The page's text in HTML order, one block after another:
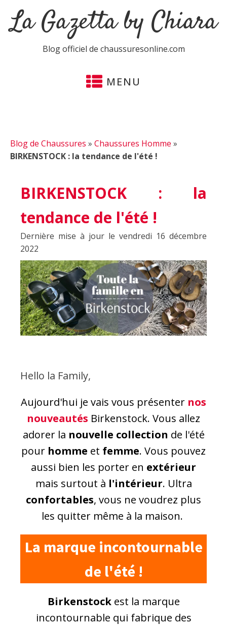
La Gazetta by Chiara
Blog officiel de chaussuresonline.com
MENU
Blog de Chaussures » Chaussures Homme »
BIRKENSTOCK : la tendance de l'été !
BIRKENSTOCK : la
tendance de l'été !
Dernière mise à jour le vendredi 16 décembre
2022
Hello la Family,
Aujourd'hui je vais vous présenter nos
nouveautés Birkenstock. Vous allez
adorer la nouvelle collection de l'été
pour homme et femme. Vous pouvez
aussi bien les porter en extérieur
mais surtout à l'intérieur. Ultra
confortables, vous ne voudrez plus
les quitter même à la maison.
La marque incontournable
de l'été !
Birkenstockest la marque
incontournable qui fabrique des